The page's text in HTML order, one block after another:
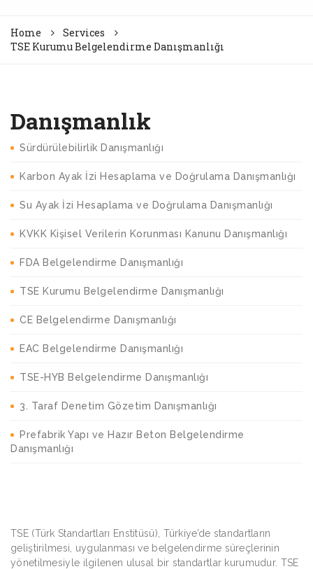
Home
Services
TSE Kurumu Belgelendirme Danışmanlığı
Danışmanlık
Sürdürülebilirlik Danışmanlığı
Karbon Ayak İzi Hesaplama ve Doğrulama Danışmanlığı
Su Ayak İzi Hesaplama ve Doğrulama Danışmanlığı
KVKK Kişisel Verilerin Korunması Kanunu Danışmanlığı
FDA Belgelendirme Danışmanlığı
TSE Kurumu Belgelendirme Danışmanlığı
CE Belgelendirme Danışmanlığı
EAC Belgelendirme Danışmanlığı
TSE-HYB Belgelendirme Danışmanlığı
3. Taraf Denetim Gözetim Danışmanlığı
Prefabrik Yapı ve Hazır Beton Belgelendirme
Danışmanlığı
TSE (Türk Standartları Enstitüsü), Türkiye’de standartların
geliştirilmesi, uygulanması ve belgelendirme süreçlerinin
yönetilmesiyle ilgilenen ulusal bir standartlar kurumudur. TSE